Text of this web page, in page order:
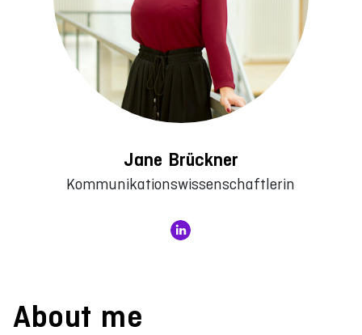
Jane Brückner
Kommunikationswissenschaftlerin
About me